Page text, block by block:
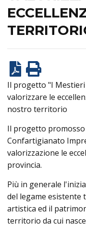
Il progetto "I
valorizzare le
nostro territorio
Il progetto promosso
Confartigianato
valorizzazione le
provincia.
Più in generale
del legame esistente
artistica ed il
territorio da cui